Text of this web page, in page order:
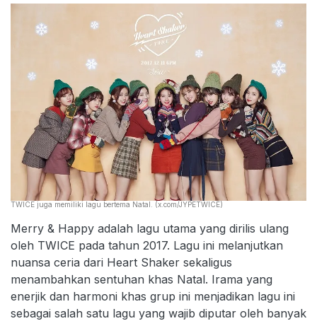
TWICE juga memiliki lagu bertema Natal. (x.com/JYPETWICE)
Merry & Happy adalah lagu utama yang dirilis ulang
oleh TWICE pada tahun 2017. Lagu ini melanjutkan
nuansa ceria dari Heart Shaker sekaligus
menambahkan sentuhan khas Natal. Irama yang
enerjik dan harmoni khas grup ini menjadikan lagu ini
sebagai salah satu lagu yang wajib diputar oleh banyak